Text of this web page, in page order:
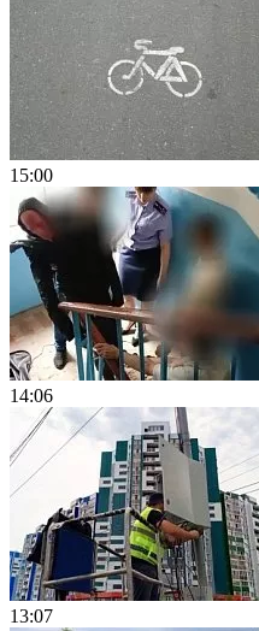
15:00
14:06
13:07